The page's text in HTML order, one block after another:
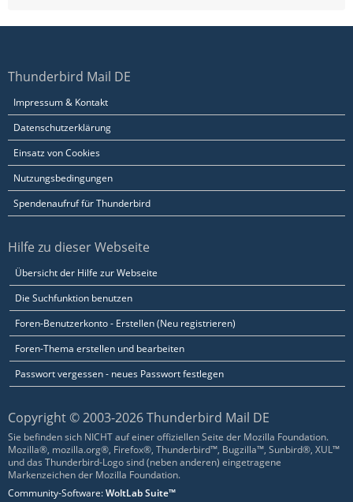
Thunderbird Mail DE
Impressum & Kontakt
Datenschutzerklärung
Einsatz von Cookies
Nutzungsbedingungen
Spendenaufruf für Thunderbird
Hilfe zu dieser Webseite
Übersicht der Hilfe zur Webseite
Die Suchfunktion benutzen
Foren-Benutzerkonto - Erstellen (Neu registrieren)
Foren-Thema erstellen und bearbeiten
Passwort vergessen - neues Passwort festlegen
Copyright © 2003-2026 Thunderbird Mail DE
Sie befinden sich NICHT auf einer offiziellen Seite der Mozilla Foundation.
Mozilla®, mozilla.org®, Firefox®, Thunderbird™, Bugzilla™, Sunbird®, XUL™
und das Thunderbird-Logo sind (neben anderen) eingetragene
Markenzeichen der Mozilla Foundation.
Community-Software:WoltLab Suite™